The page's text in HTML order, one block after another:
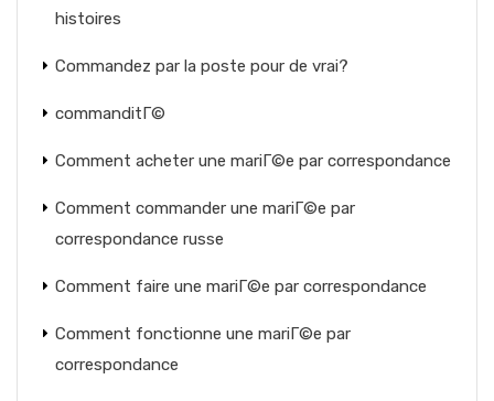
histoires
Commandez par la poste pour de vrai?
commanditГ©
Comment acheter une mariГ©e par correspondance
Comment commander une mariГ©e par
correspondance russe
Comment faire une mariГ©e par correspondance
Comment fonctionne une mariГ©e par
correspondance